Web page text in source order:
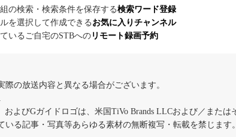
の検索・検索条件を保存する検索ワード登録
を選択して作成できる お気に入りチャンネル
いるご自宅のSTBへの リモート録画予約
の放送内容と異なる場合がございます。
およびGガイドロゴは、米国TiVo Brands LLCおよび／また
いる記事・写真等あらゆる素材の無断複写・転載を禁じます。